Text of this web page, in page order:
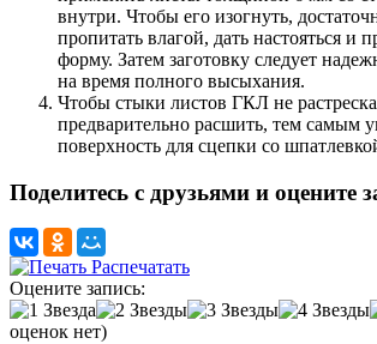
внутри. Чтобы его изогнуть,
пропитать влагой, дать настояться и
форму. Затем заготовку следует
на время полного высыхания.
Чтобы стыки листов ГКЛ не
предварительно расшить, тем самым
поверхность для сцепки со
Поделитесь с друзьями и оцените
Распечатать
Оцените запись:
оценок нет)